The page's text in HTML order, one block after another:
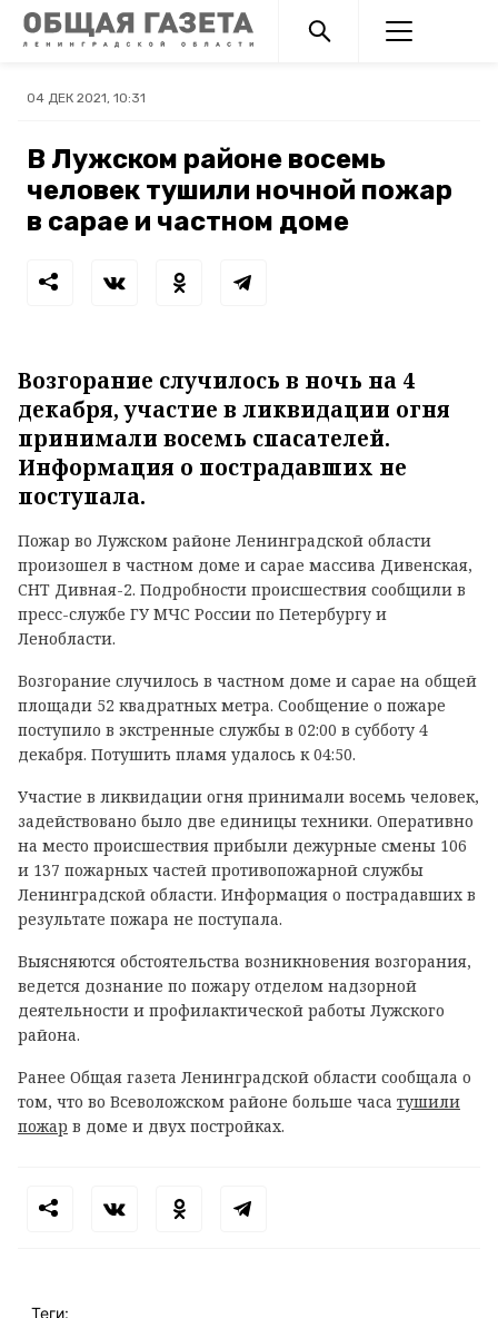
04 ДЕК 2021, 10:31
В Лужском районе восемь
человек тушили ночной пожар
в сарае и частном доме
Возгорание случилось в ночь на 4
декабря, участие в ликвидации огня
принимали восемь спасателей.
Информация о пострадавших не
поступала.
Пожар во Лужском районе Ленинградской области
произошел в частном доме и сарае массива Дивенская,
СНТ Дивная-2. Подробности происшествия сообщили в
пресс-службе ГУ МЧС России по Петербургу и
Ленобласти.
Возгорание случилось в частном доме и сарае на общей
площади 52 квадратных метра. Сообщение о пожаре
поступило в экстренные службы в 02:00 в субботу 4
декабря. Потушить пламя удалось к 04:50.
Участие в ликвидации огня принимали восемь человек,
задействовано было две единицы техники. Оперативно
на место происшествия прибыли дежурные смены 106
и 137 пожарных частей противопожарной службы
Ленинградской области. Информация о пострадавших в
результате пожара не поступала.
Выясняются обстоятельства возникновения возгорания,
ведется дознание по пожару отделом надзорной
деятельности и профилактической работы Лужского
района.
Ранее Общая газета Ленинградской области сообщала о
том, что во Всеволожском районе больше часа тушили
пожар в доме и двух постройках.
Теги: